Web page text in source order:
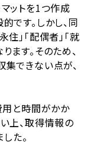
ットを1つ作成
です。しかし、同
」「配偶者」「就
す。そのため、
できない点が、
用と時間がかか
上、取得情報の
た。